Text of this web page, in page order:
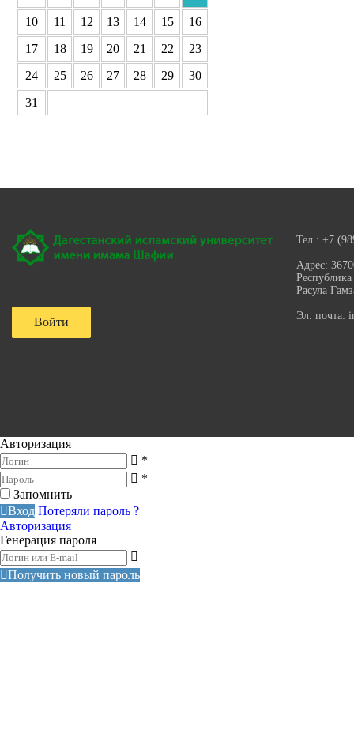
10
11 12 13 14 15
16
17
18 19 20 21 22
23
24
25 26 27 28 29
30
31
Войти
Тел.: +7
Адрес:
Расула
Эл. почта:
Авторизация
*
*
Запомнить
Вход Потеряли пароль ?
Авторизация
Генерация пароля
Получить новый пароль